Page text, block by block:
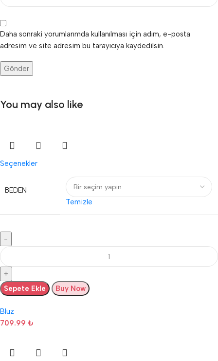
Daha sonraki yorumlarımda kullanılması için adım, e-posta
adresim ve site adresim bu tarayıcıya kaydedilsin.
You may also like
Seçenekler
BEDEN
Temizle
Sepete Ekle Buy Now
Bluz
709.99 ₺